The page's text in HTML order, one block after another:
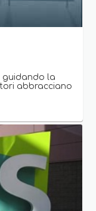
guidando la
abbracciano